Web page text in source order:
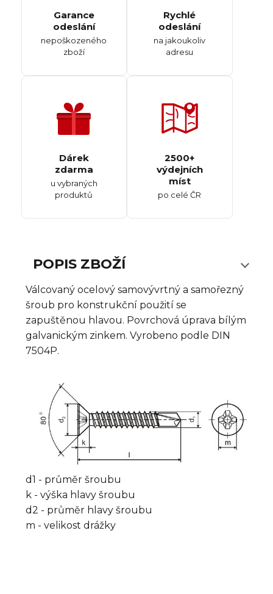
Garance
odeslání
nepoškozeného
zboží
Rychlé
odeslání
na jakoukoliv
adresu
Dárek
zdarma
u vybraných
produktů
2500+
výdejních
míst
po celé ČR
POPIS ZBOŽÍ
Válcovaný ocelový samovývrtný a samořezný
šroub pro konstrukční použití se
zapuštěnou hlavou. Povrchová úprava bílým
galvanickým zinkem. Vyrobeno podle DIN
7504P.
d1 - průměr šroubu
k - výška hlavy šroubu
d2 - průměr hlavy šroubu
m - velikost drážky